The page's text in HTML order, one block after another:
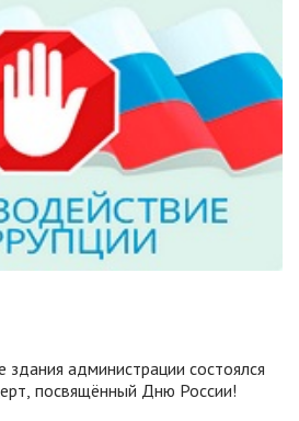
администрации состоялся
посвящённый Дню России!